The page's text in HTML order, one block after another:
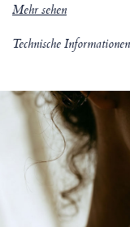
Mehr sehen
Technische Informationen